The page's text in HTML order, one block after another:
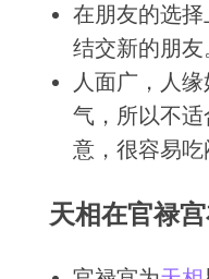
在朋友的选
结交新的朋友
人面广，人
气，所以不
意，很容易吃
天相在官禄